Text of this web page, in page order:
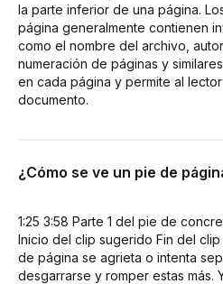
la parte inferior de una página.
página generalmente contienen
como el nombre del archivo,
numeración de páginas y
en cada página y permite al
documento.
¿Cómo se ve un pie de
1:25 3:58 Parte 1 del pie de
Inicio del clip sugerido Fin del
de página se agrieta o intenta
desgarrarse y romper estas más.